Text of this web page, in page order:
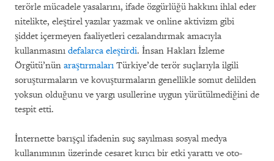
terörle mücadele yasalarını, ifade özgürlüğü hakkını ihlal eder
nitelikte, eleştirel yazılar yazmak ve online aktivizm gibi
şiddet içermeyen faaliyetleri cezalandırmak amacıyla
kullanmasını defalarca eleştirdi. İnsan Hakları İzleme
Örgütü’nün araştırmaları Türkiye’de terör suçlarıyla ilgili
soruşturmaların ve kovuşturmaların genellikle somut delilden
yoksun olduğunu ve yargı usullerine uygun yürütülmediğini de
tespit etti.
İnternette barışçıl ifadenin suç sayılması sosyal medya
kullanımının üzerinde cesaret kırıcı bir etki yarattı ve oto-